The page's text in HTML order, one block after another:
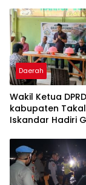
Daerah
Wakil Ketua DPRD
kabupaten
Iskandar Hadiri
Pertama di
Melayani Terapis
untuk Pasien
umum.